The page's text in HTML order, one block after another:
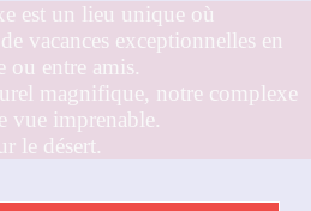
est un lieu unique où
vacances exceptionnelles en
ou entre amis.
magnifique, notre complexe
vue imprenable.
le désert.